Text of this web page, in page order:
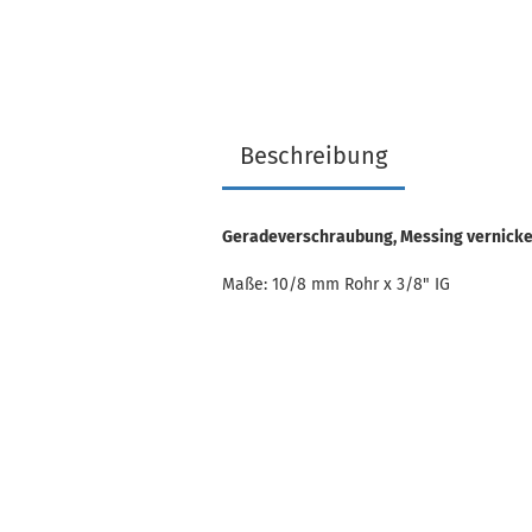
Beschreibung
Geradeverschraubung, Messing
Maße: 10/8 mm Rohr x 3/8" IG